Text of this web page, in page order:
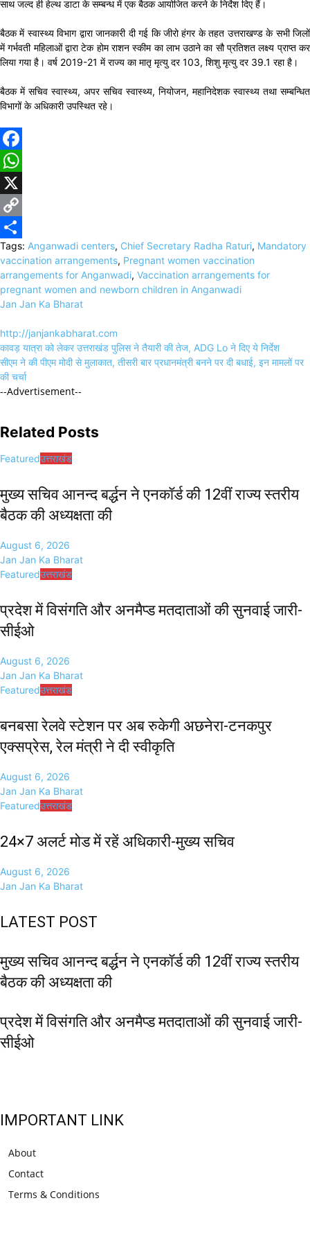
साथ जल्द ही हेल्थ डाटा के सम्बन्ध में एक बैठक आयोजित करने के निर्देश दिए हैं।
बैठक में स्वास्थ्य विभाग द्वारा जानकारी दी गई कि जीरो हंगर के तहत उत्तराखण्ड के सभी जिलों
में गर्भवती महिलाओं द्वारा टेक होम राशन स्कीम का लाभ उठाने का सौ प्रतिशत लक्ष्य प्राप्त कर
लिया गया है। वर्ष 2019-21 में राज्य का मातृ मृत्यु दर 103, शिशु मृत्यु दर 39.1 रहा है।
बैठक में सचिव स्वास्थ्य, अपर सचिव स्वास्थ्य, नियोजन, महानिदेशक स्वास्थ्य तथा सम्बन्धित
विभागों के अधिकारी उपस्थित रहे।
Facebook
WhatsApp
X
Copy
Link
Share
Tags: Anganwadi centers, Chief Secretary Radha Raturi, Mandatory
vaccination arrangements, Pregnant women vaccination
arrangements for Anganwadi, Vaccination arrangements for
pregnant women and newborn children in Anganwadi
Jan Jan Ka Bharat
http://janjankabharat.com
Post
navigation
कावड़ यात्रा को लेकर उत्तराखंड पुलिस ने तैयारी की तेज, ADG Lo ने दिए ये निर्देश
सीएम ने की पीएम मोदी से मुलाकात, तीसरी बार प्रधानमंत्री बनने पर दी बधाई, इन मामलों पर
की चर्चा
--Advertisement--
Related Posts
Featuredउत्तराखंड
मुख्य सचिव आनन्द बर्द्धन ने एनकॉर्ड की 12वीं राज्य स्तरीय
बैठक की अध्यक्षता की
August 6, 2026
Jan Jan Ka Bharat
Featuredउत्तराखंड
प्रदेश में विसंगति और अनमैप्ड मतदाताओं की सुनवाई जारी-
सीईओ
August 6, 2026
Jan Jan Ka Bharat
Featuredउत्तराखंड
बनबसा रेलवे स्टेशन पर अब रुकेगी अछनेरा-टनकपुर
एक्सप्रेस, रेल मंत्री ने दी स्वीकृति
August 6, 2026
Jan Jan Ka Bharat
Featuredउत्तराखंड
24×7 अलर्ट मोड में रहें अधिकारी-मुख्य सचिव
August 6, 2026
Jan Jan Ka Bharat
LATEST POST
मुख्य सचिव आनन्द बर्द्धन ने एनकॉर्ड की 12वीं राज्य स्तरीय
बैठक की अध्यक्षता की
प्रदेश में विसंगति और अनमैप्ड मतदाताओं की सुनवाई जारी-
सीईओ
IMPORTANT LINK
About
Contact
Terms & Conditions